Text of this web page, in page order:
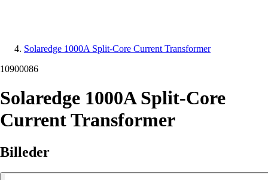
Solaredge 1000A Split-Core Current Transformer
10900086
Solaredge 1000A Split-Core
Current Transformer
Billeder